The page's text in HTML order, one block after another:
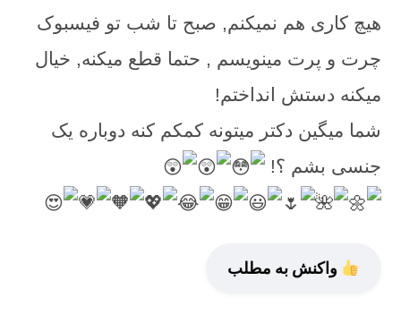
هیچ کاری هم نمیکنم, صبح تا شب تو فیسبوک
چرت و پرت مینویسم , حتما قطع میکنه, خیال
میکنه دستش انداختم!
شما میگین دکتر میتونه کمکم کنه دوباره یک
جنسی بشم ؟!
واکنش به مطلب